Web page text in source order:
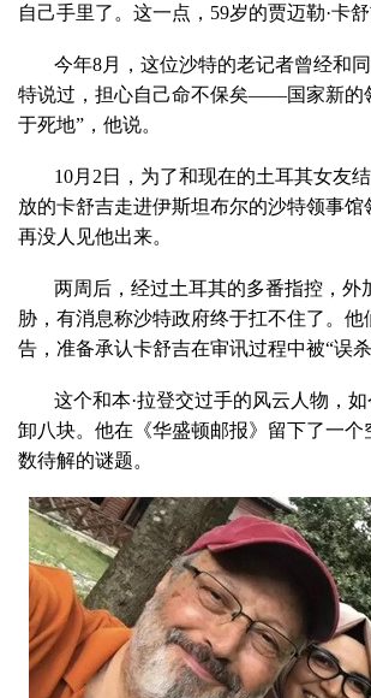
自己手里了。这一点，59岁的贾迈勒·卡舒
今年8月，这位沙特的老记者曾经和
特说过，担心自己命不保矣——国家新的
于死地”，他说。
10月2日，为了和现在的土耳其女友
放的卡舒吉走进伊斯坦布尔的沙特领事馆
再没人见他出来。
两周后，经过土耳其的多番指控，外
胁，有消息称沙特政府终于扛不住了。他
告，准备承认卡舒吉在审讯过程中被“误杀
这个和本·拉登交过手的风云人物，
卸八块。他在《华盛顿邮报》留下了一个
数待解的谜题。